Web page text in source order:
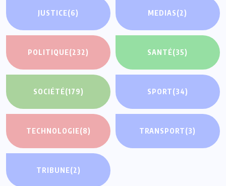
JUSTICE(6) MEDIAS(2)
POLITIQUE(232) SANTÉ(35)
SOCIÉTÉ(179) SPORT(34)
TECHNOLOGIE(8) TRANSPORT(3)
TRIBUNE(2)